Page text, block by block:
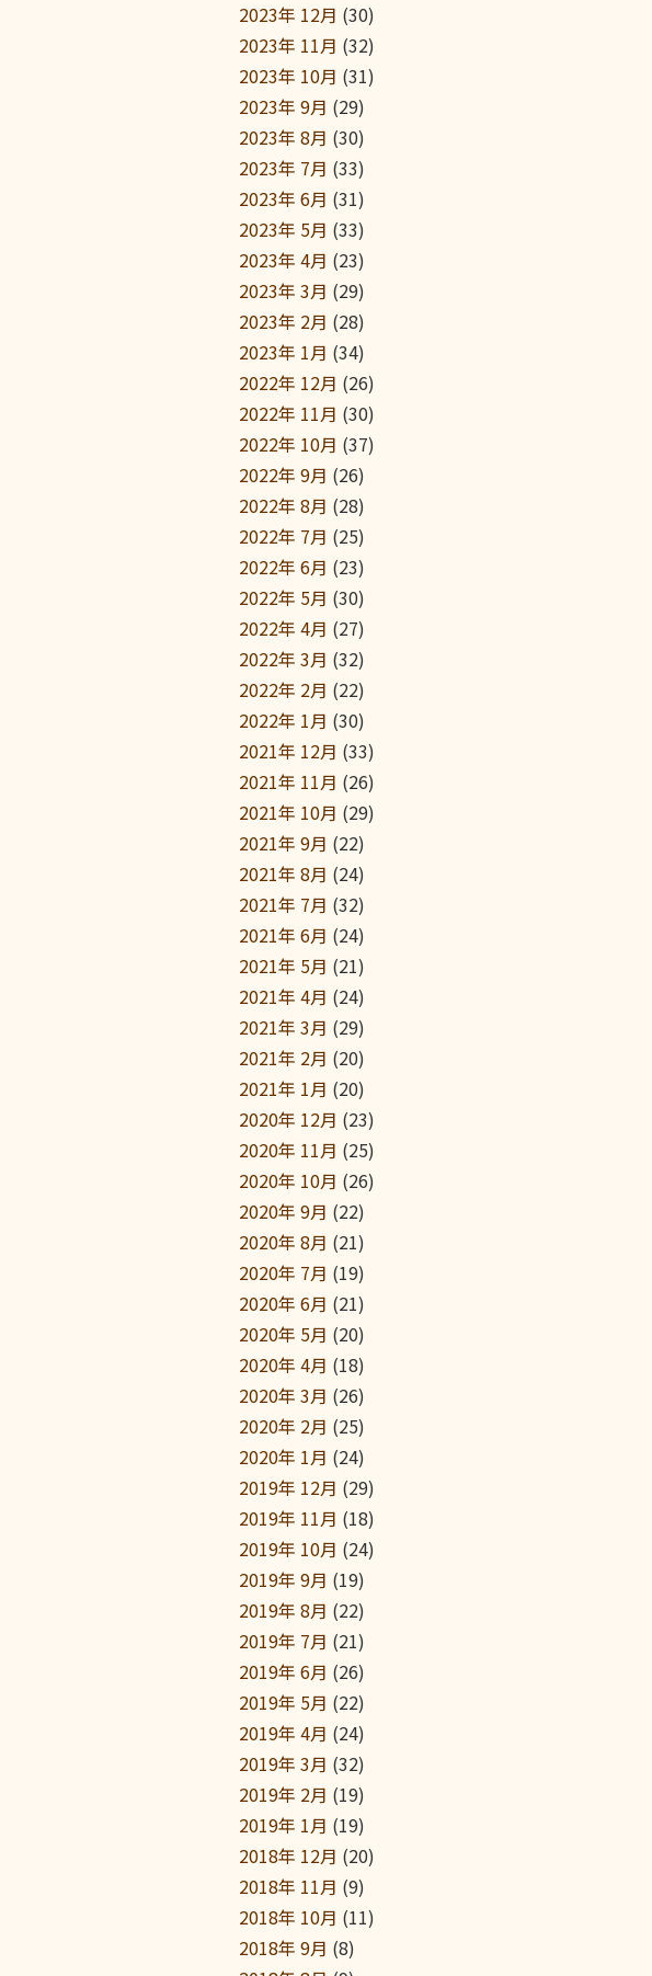
2023年 12月 (30)
2023年 11月 (32)
2023年 10月 (31)
2023年 9月 (29)
2023年 8月 (30)
2023年 7月 (33)
2023年 6月 (31)
2023年 5月 (33)
2023年 4月 (23)
2023年 3月 (29)
2023年 2月 (28)
2023年 1月 (34)
2022年 12月 (26)
2022年 11月 (30)
2022年 10月 (37)
2022年 9月 (26)
2022年 8月 (28)
2022年 7月 (25)
2022年 6月 (23)
2022年 5月 (30)
2022年 4月 (27)
2022年 3月 (32)
2022年 2月 (22)
2022年 1月 (30)
2021年 12月 (33)
2021年 11月 (26)
2021年 10月 (29)
2021年 9月 (22)
2021年 8月 (24)
2021年 7月 (32)
2021年 6月 (24)
2021年 5月 (21)
2021年 4月 (24)
2021年 3月 (29)
2021年 2月 (20)
2021年 1月 (20)
2020年 12月 (23)
2020年 11月 (25)
2020年 10月 (26)
2020年 9月 (22)
2020年 8月 (21)
2020年 7月 (19)
2020年 6月 (21)
2020年 5月 (20)
2020年 4月 (18)
2020年 3月 (26)
2020年 2月 (25)
2020年 1月 (24)
2019年 12月 (29)
2019年 11月 (18)
2019年 10月 (24)
2019年 9月 (19)
2019年 8月 (22)
2019年 7月 (21)
2019年 6月 (26)
2019年 5月 (22)
2019年 4月 (24)
2019年 3月 (32)
2019年 2月 (19)
2019年 1月 (19)
2018年 12月 (20)
2018年 11月 (9)
2018年 10月 (11)
2018年 9月 (8)